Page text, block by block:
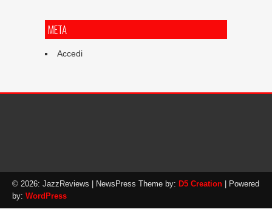
META
Accedi
© 2026: JazzReviews | NewsPress Theme by: D5 Creation | Powered
by: WordPress